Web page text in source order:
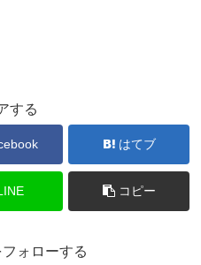
する
はてブ
コピー
ォローする